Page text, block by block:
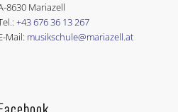
8630 Mariazell
+43 676 36 13 267
Mail: musikschule@mariazell.at